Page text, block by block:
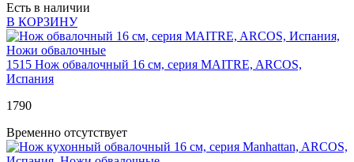
Есть в наличии
В КОРЗИНУ
1515 Нож обвалочный 16 см, серия MAITRE, ARCOS,
Испания
1 790
Временно отсутствует